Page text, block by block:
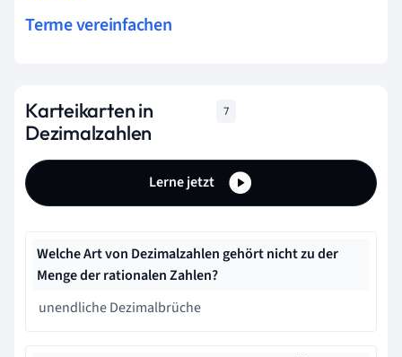
Terme vereinfachen
Karteikarten in
Dezimalzahlen
7
Lerne jetzt
Welche Art von Dezimalzahlen gehört nicht zu der
Menge der rationalen Zahlen?
unendliche Dezimalbrüche